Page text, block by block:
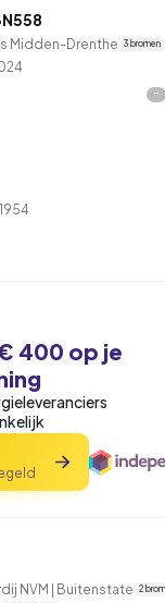
Midden-Drenthe 3 bronnen
-
1954
400 op je
NVM | Buitenstate 2